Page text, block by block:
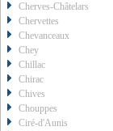
Cherves-Châtelars
Chervettes
Chevanceaux
Chey
Chillac
Chirac
Chives
Chouppes
Ciré-d'Aunis